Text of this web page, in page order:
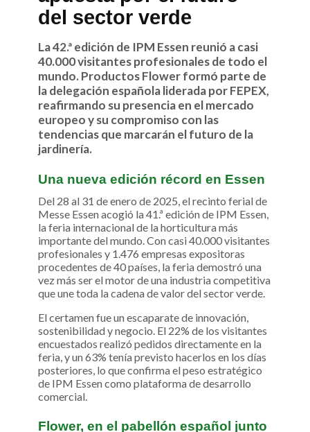
del sector verde
La 42.ª edición de IPM Essen reunió a casi
40.000 visitantes profesionales de todo el
mundo. Productos Flower formó parte de
la delegación española liderada por FEPEX,
reafirmando su presencia en el mercado
europeo y su compromiso con las
tendencias que marcarán el futuro de la
jardinería.
Una nueva edición récord en Essen
Del 28 al 31 de enero de 2025, el recinto ferial de
Messe Essen acogió la 41.ª edición de IPM Essen,
la feria internacional de la horticultura más
importante del mundo. Con casi 40.000 visitantes
profesionales y 1.476 empresas expositoras
procedentes de 40 países, la feria demostró una
vez más ser el motor de una industria competitiva
que une toda la cadena de valor del sector verde.
El certamen fue un escaparate de innovación,
sostenibilidad y negocio. El 22% de los visitantes
encuestados realizó pedidos directamente en la
feria, y un 63% tenía previsto hacerlos en los días
posteriores, lo que confirma el peso estratégico
de IPM Essen como plataforma de desarrollo
comercial.
Flower, en el pabellón español junto